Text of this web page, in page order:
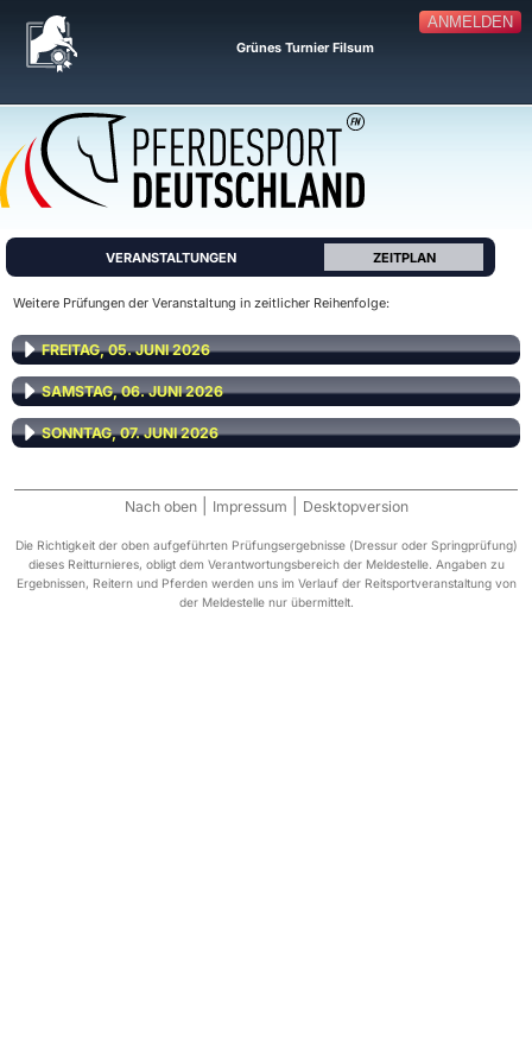
ANMELDEN
Grünes Turnier Filsum
VERANSTALTUNGEN ZEITPLAN
Weitere Prüfungen der Veranstaltung in zeitlicher Reihenfolge:
FREITAG, 05. JUNI 2026
SAMSTAG, 06. JUNI 2026
SONNTAG, 07. JUNI 2026
Nach oben Impressum Desktopversion
Die Richtigkeit der oben aufgeführten Prüfungsergebnisse (Dressur oder Springprüfung)
dieses Reitturnieres, obligt dem Verantwortungsbereich der Meldestelle. Angaben zu
Ergebnissen, Reitern und Pferden werden uns im Verlauf der Reitsportveranstaltung von
der Meldestelle nur übermittelt.